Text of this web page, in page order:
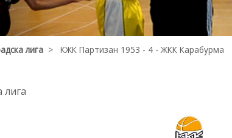
лига > КЖК Партизан 1953 - 4 - ЖКК Карабурма